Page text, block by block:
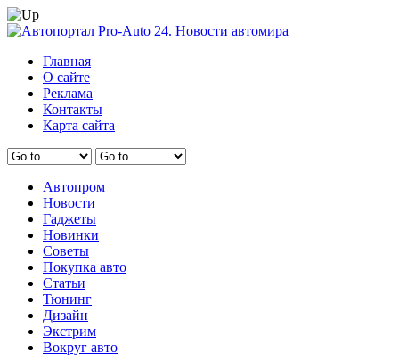
Главная
О сайте
Реклама
Контакты
Карта сайта
Автопром
Новости
Гаджеты
Новинки
Советы
Покупка авто
Статьи
Тюнинг
Дизайн
Экстрим
Вокруг авто